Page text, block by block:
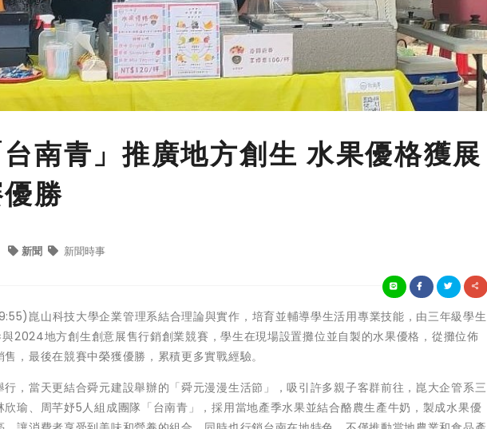
南青」推廣地方創生 水果優格獲展
勝
新聞 新聞時事
崑山科技大學企業管理系結合理論與實作，培育並輔導學生活用專業技能，由三年級學生
2024地方創生創意展售行銷創業競賽，學生在現場設置攤位並自製的水果優格，從攤位佈
，最後在競賽中榮獲優勝，累積更多實戰經驗。
，當天更結合舜元建設舉辦的「舜元漫漫生活節」，吸引許多親子客群前往，崑大企管系三
瑜、周芊妤5人組成團隊「台南青」，採用當地產季水果並結合酪農生產牛奶，製成水果優